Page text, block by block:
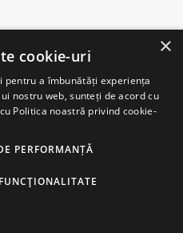
×
cookie-uri
pentru a îmbunătăți experiența
nostru web, sunteți de acord cu
Politica noastră privind cookie-
PERFORMANȚĂ